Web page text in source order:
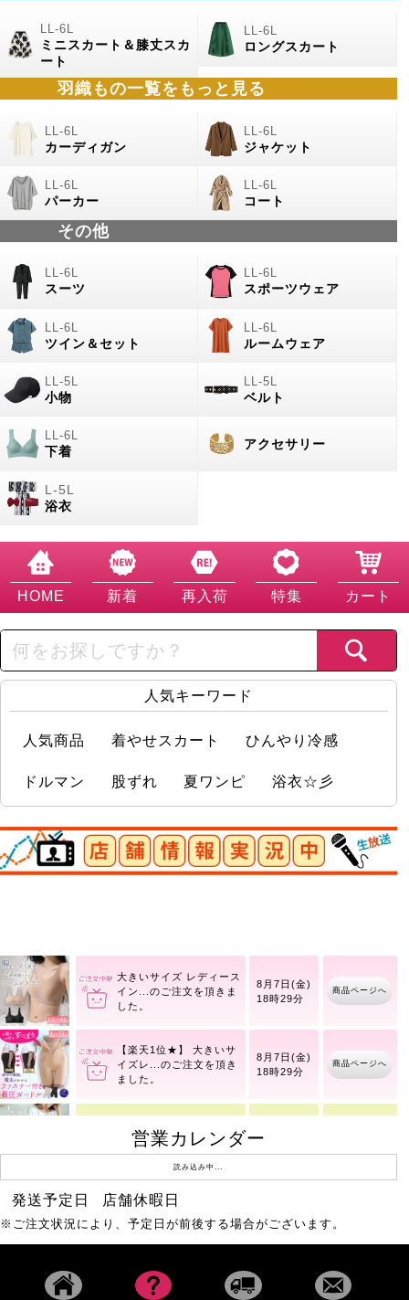
ミニスカート＆膝丈スカ
ート
ロングスカート
羽織もの一覧をもっと見る
カーディガン ジャケット
パーカー コート
その他
スーツ スポーツウェア
ツイン＆セット ルームウェア
小物 ベルト
下着
アクセサリー
浴衣
HOME 新着 再入荷 特集 カート
人気キーワード
人気商品 着やせスカート ひんやり冷感
ドルマン 股ずれ 夏ワンピ 浴衣☆彡
店舗情報実況中
大きいサイズ レディース
イン
8月7日(金)
18時29分
商品ページへ
【楽天1位★】 大きいサ
イズレ
8月7日(金)
18時29分
商品ページへ
レースフレアスリーブバ
ックギャザープルオーバ
8月10日(月)
ストレッチツイルセンタ
ータックフレアパンツ
重ね着風ニットパーカー
トップス
8月6日(木) 商品ページへ
営業カレンダー
読み込み中...
発送予定日 店舗休暇日
※ご注文状況により、予定日が前後する場合がございます。